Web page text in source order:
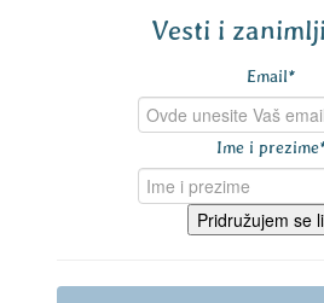
Vesti i
Email*
Ime i prezime
Pridružujem se